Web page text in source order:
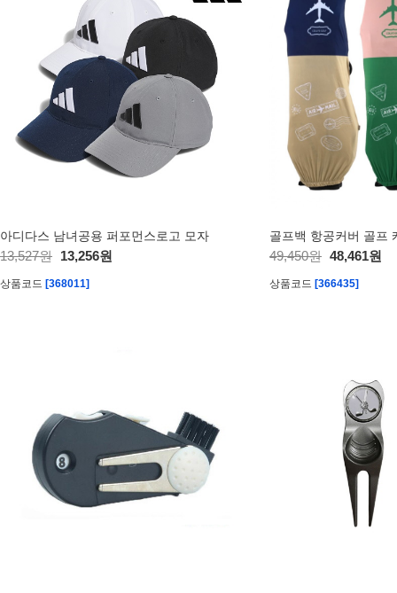
아디다스 남녀공용 퍼포먼스로고 모자
13,527원 13,256원
상품코드 [368011]
49,450원 48,461원
상품코드 [366435]